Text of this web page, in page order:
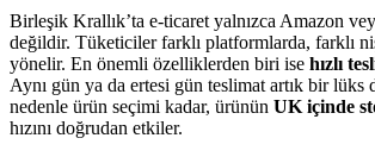
Birleşik Krallık’ta e-ticaret yalnızca Amazon
değildir. Tüketiciler farklı platformlarda, farklı
yönelir. En önemli özelliklerden biri ise hızlı
Aynı gün ya da ertesi gün teslimat artık bir lüks
nedenle ürün seçimi kadar, ürünün UK içinde
hızını doğrudan etkiler.